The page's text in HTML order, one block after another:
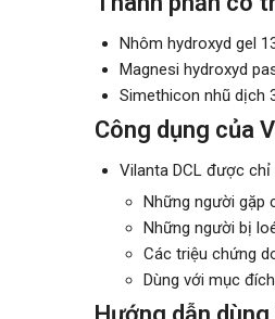
Nhôm hydroxyd gel
Magnesi hydroxyd
Simethicon nhũ dịch
Công dụng của
Vilanta DCL được
Những người gặp
Những người bị
Các triệu chứng
Dùng với mục